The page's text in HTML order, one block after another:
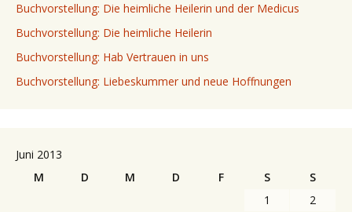
Buchvorstellung: Die heimliche Heilerin und der Medicus
Buchvorstellung: Die heimliche Heilerin
Buchvorstellung: Hab Vertrauen in uns
Buchvorstellung: Liebeskummer und neue Hoffnungen
Juni 2013
M
D M D F S
S
1
2